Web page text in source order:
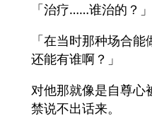
「治疗……谁治的？」
「在当时那种场合
还能有谁啊？」
对他那就像是自尊心
禁说不出话来。